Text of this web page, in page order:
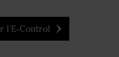
l'E-Control